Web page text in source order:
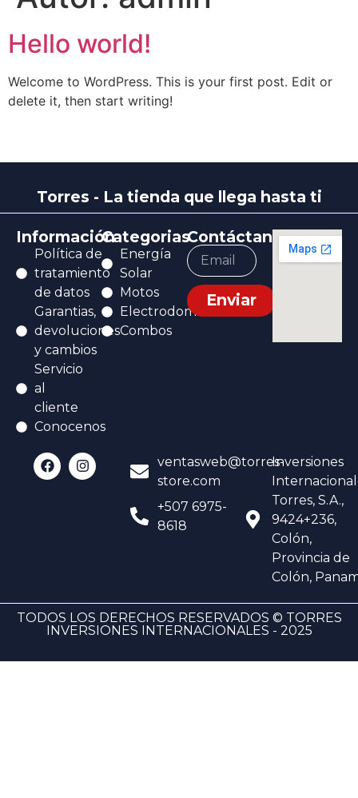
Hello world!
Welcome to WordPress. This is your first post. Edit or
delete it, then start writing!
Torres - La tienda que llega hasta ti
Información
Política de
tratamiento
de datos
Garantias,
devoluciones
y cambios
Servicio
al
cliente
Conocenos
Categorias
Energía
Solar
Motos
Electrodomésticos
Combos
Contáctanos
Enviar
ventasweb@torres-
store.com
+507 6975-
8618
Inversiones
Torres, S.A.,
9424+236,
Colón,
Provincia de
Colón,
TODOS LOS DERECHOS RESERVADOS © TORRES
INVERSIONES INTERNACIONALES - 2025